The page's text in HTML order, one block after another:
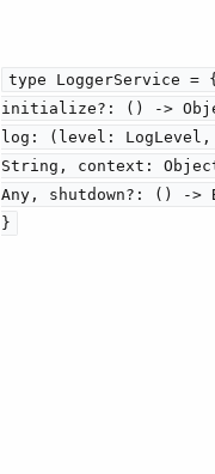
type LoggerService =
initialize?: () ->
log: (level: LogLevel,
String, context:
Any, shutdown?: () ->
}